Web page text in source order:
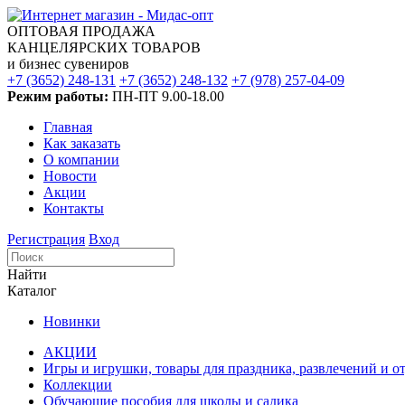
ОПТОВАЯ ПРОДАЖА
КАНЦЕЛЯРСКИХ ТОВАРОВ
и бизнес сувениров
+7 (3652) 248-131 +7 (3652) 248-132 +7 (978) 257-04-09
Режим работы: ПН-ПТ 9.00-18.00
Главная
Как заказать
О компании
Новости
Акции
Контакты
Регистрация Вход
Найти
Каталог
Новинки
АКЦИИ
Игры и игрушки, товары для праздника, развлечений и
Коллекции
Обучающие пособия для школы и садика